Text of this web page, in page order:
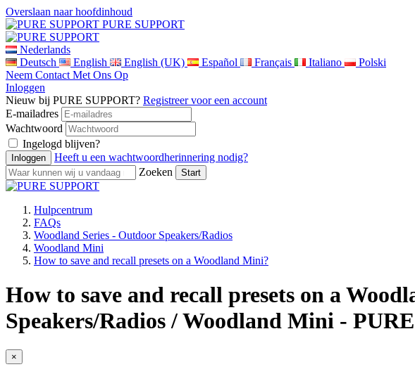
Overslaan naar hoofdinhoud
PURE SUPPORT
Nederlands
Deutsch
English English (UK) Español Français Italiano
Polski
Neem Contact Met Ons Op
Inloggen
Nieuw bij PURE SUPPORT? Registreer voor een account
E-mailadres
Wachtwoord
Ingelogd blijven?
Heeft u een wachtwoordherinnering nodig?
Zoeken
Hulpcentrum
FAQs
Woodland Series - Outdoor Speakers/Radios
Woodland Mini
How to save and recall presets on a Woodland Mini?
How to save and recall presets on a
Speakers/Radios / Woodland Mini -
×